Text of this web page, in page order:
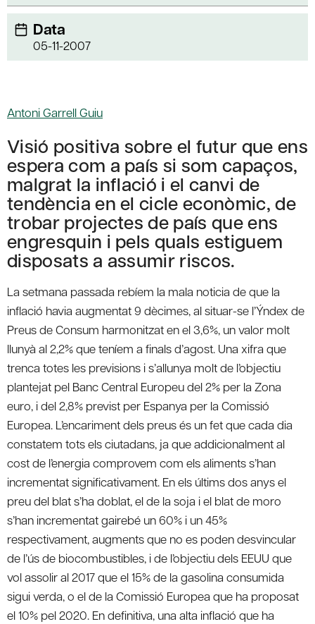
Data
05-11-2007
Antoni Garrell Guiu
Visió positiva sobre el futur que ens
espera com a país si som capaços,
malgrat la inflació i el canvi de
tendència en el cicle econòmic, de
trobar projectes de país que ens
engresquin i pels quals estiguem
disposats a assumir riscos.
La setmana passada rebíem la mala noticia de que la
inflació havia augmentat 9 dècimes, al situar-se l’Ýndex de
Preus de Consum harmonitzat en el 3,6%, un valor molt
llunyà al 2,2% que teníem a finals d’agost. Una xifra que
trenca totes les previsions i s’allunya molt de l’objectiu
plantejat pel Banc Central Europeu del 2% per la Zona
euro, i del 2,8% previst per Espanya per la Comissió
Europea. L’encariment dels preus és un fet que cada dia
constatem tots els ciutadans, ja que addicionalment al
cost de l’energia comprovem com els aliments s’han
incrementat significativament. En els últims dos anys el
preu del blat s’ha doblat, el de la soja i el blat de moro
s’han incrementat gairebé un 60% i un 45%
respectivament, augments que no es poden desvincular
de l’ús de biocombustibles, i de l’objectiu dels EEUU que
vol assolir al 2017 que el 15% de la gasolina consumida
sigui verda, o el de la Comissió Europea que ha proposat
el 10% pel 2020. En definitiva, una alta inflació que ha